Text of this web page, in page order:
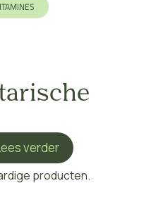
producten.
verder